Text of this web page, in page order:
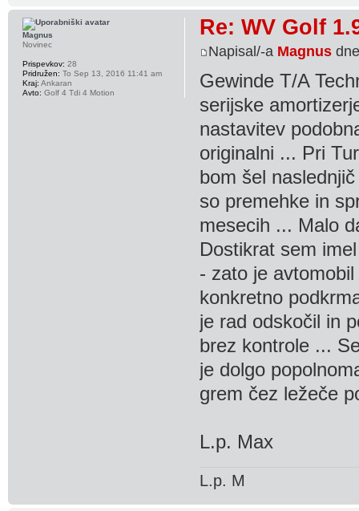
Re: WV Golf
Napisal/-a Magnus
Gewinde T/A
serijske
nastavitev
originalni ... Pri
bom šel
so premehke in
mesecih ... Malo
Dostikrat sem
- zato je
konkretno
je rad odskočil in
brez kontrole ...
je dolgo
grem čez ležeče
L.p. Max
L.p. M
Magnus
Novinec
Prispevkov: 28
Pridružen: To Sep 13, 2016 11:41 am
Kraj: Ankaran
Avto: Golf 4 Tdi 4 Motion